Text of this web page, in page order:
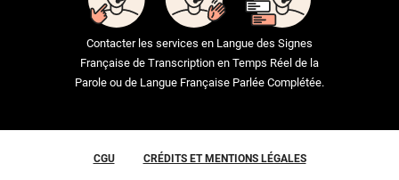
Contacter les services en Langue des Signes
Française de Transcription en Temps Réel de la
Parole ou de Langue Française Parlée Complétée.
CGU CRÉDITS ET MENTIONS LÉGALES